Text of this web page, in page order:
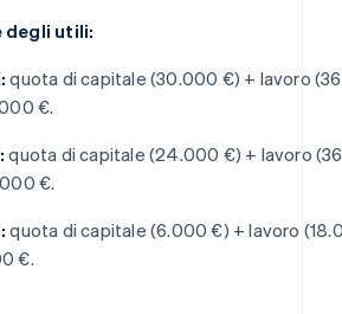
degli utili:
quota di capitale (30.000 €) + lavoro
€.
quota di capitale (24.000 €) + lavoro
€.
quota di capitale (6.000 €) + lavoro
€.